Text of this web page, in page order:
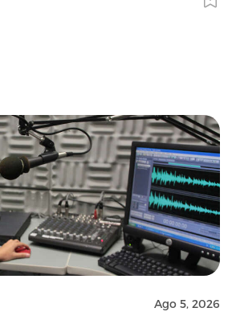
Ago 5, 2026